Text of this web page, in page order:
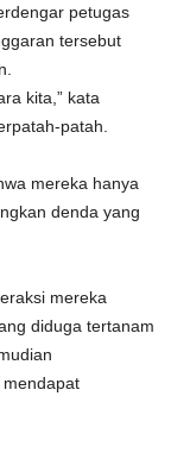
petugas
tersebut
kita,” kata
patah.
mereka hanya
denda yang
mereka
diduga tertanam